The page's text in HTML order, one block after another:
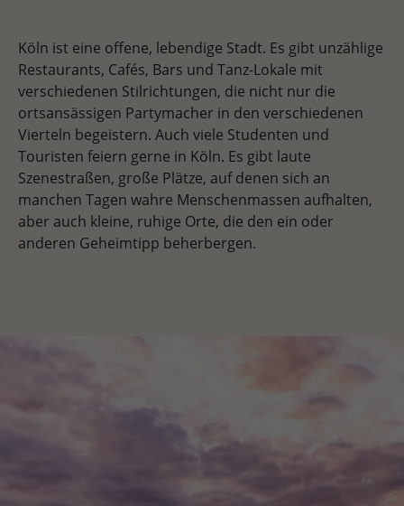
Köln ist eine offene, lebendige Stadt. Es gibt unzählige
Restaurants, Cafés, Bars und Tanz-Lokale mit
verschiedenen Stilrichtungen, die nicht nur die
ortsansässigen Partymacher in den verschiedenen
Vierteln begeistern. Auch viele Studenten und
Touristen feiern gerne in Köln. Es gibt laute
Szenestraßen, große Plätze, auf denen sich an
manchen Tagen wahre Menschenmassen aufhalten,
aber auch kleine, ruhige Orte, die den ein oder
anderen Geheimtipp beherbergen.